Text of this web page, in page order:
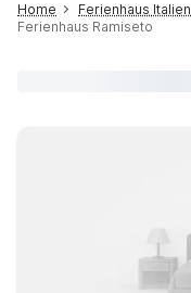
Home Ferienhaus Italien
Ferienhaus Ramiseto